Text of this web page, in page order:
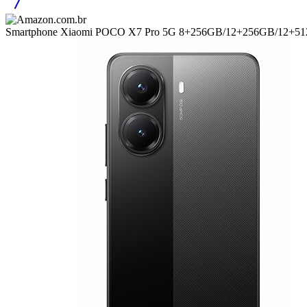
Smartphone Xiaomi POCO X7 Pro 5G 8+256GB/12+256GB/